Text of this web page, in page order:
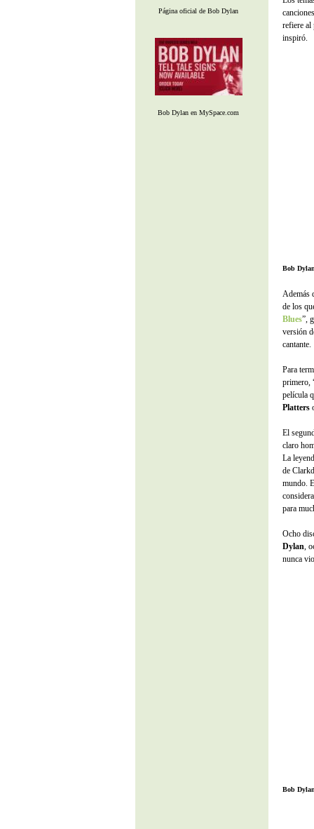
Página oficial de Bob Dylan
Bob Dylan en MySpace.com
refiere al
inspiró.
Bob
Además
de los
Blues”,
versión
cantante.
Para
primero,
película
Platters
El
claro
La
de
mundo.
para
Ocho
Dylan,
nunca
Bob